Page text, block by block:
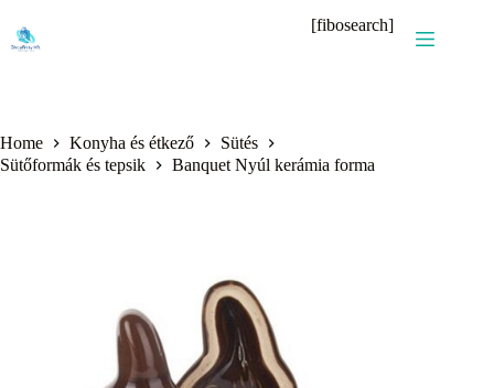
content
[fibosearch]
Home Konyha és étkező
Sütés
Sütőformák és tepsik
Banquet Nyúl kerámia forma